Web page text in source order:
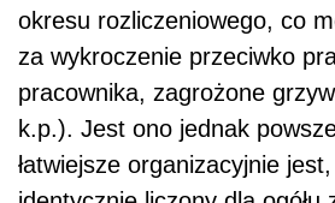
okresu rozliczeniowego, co
za wykroczenie przeciwko
pracownika, zagrożone
k.p.). Jest ono jednak
łatwiejsze organizacyjnie